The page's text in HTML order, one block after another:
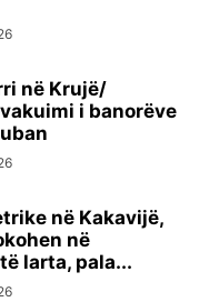
në Krujë/
i banorëve
në Kakavijë,
në
larta, pala...